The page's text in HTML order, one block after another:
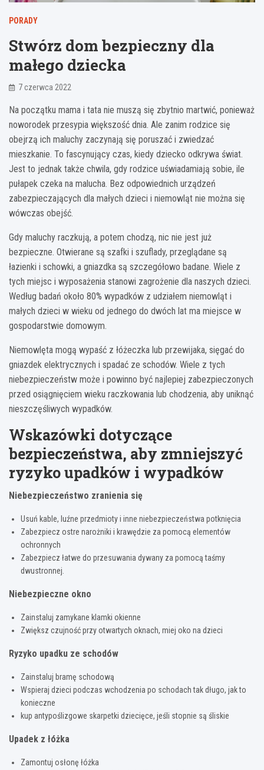
PORADY
Stwórz dom bezpieczny dla
małego dziecka
7 czerwca 2022
Na początku mama i tata nie muszą się zbytnio martwić, ponieważ
noworodek przesypia większość dnia. Ale zanim rodzice się
obejrzą ich maluchy zaczynają się poruszać i zwiedzać
mieszkanie. To fascynujący czas, kiedy dziecko odkrywa świat.
Jest to jednak także chwila, gdy rodzice uświadamiają sobie, ile
pułapek czeka na malucha. Bez odpowiednich urządzeń
zabezpieczających dla małych dzieci i niemowląt nie można się
wówczas obejść.
Gdy maluchy raczkują, a potem chodzą, nic nie jest już
bezpieczne. Otwierane są szafki i szuflady, przeglądane są
łazienki i schowki, a gniazdka są szczegółowo badane. Wiele z
tych miejsc i wyposażenia stanowi zagrożenie dla naszych dzieci.
Według badań około 80% wypadków z udziałem niemowląt i
małych dzieci w wieku od jednego do dwóch lat ma miejsce w
gospodarstwie domowym.
Niemowlęta mogą wypaść z łóżeczka lub przewijaka, sięgać do
gniazdek elektrycznych i spadać ze schodów. Wiele z tych
niebezpieczeństw może i powinno być najlepiej zabezpieczonych
przed osiągnięciem wieku raczkowania lub chodzenia, aby uniknąć
nieszczęśliwych wypadków.
Wskazówki dotyczące
bezpieczeństwa, aby zmniejszyć
ryzyko upadków i wypadków
Niebezpieczeństwo zranienia się
Usuń kable, luźne przedmioty i inne niebezpieczeństwa potknięcia
Zabezpiecz ostre narożniki i krawędzie za pomocą elementów
ochronnych
Zabezpiecz łatwe do przesuwania dywany za pomocą taśmy
dwustronnej.
Niebezpieczne okno
Zainstaluj zamykane klamki okienne
Zwiększ czujność przy otwartych oknach, miej oko na dzieci
Ryzyko upadku ze schodów
Zainstaluj bramę schodową
Wspieraj dzieci podczas wchodzenia po schodach tak długo, jak to
konieczne
kup antypoślizgowe skarpetki dziecięce, jeśli stopnie są śliskie
Upadek z łóżka
Zamontuj osłonę łóżka